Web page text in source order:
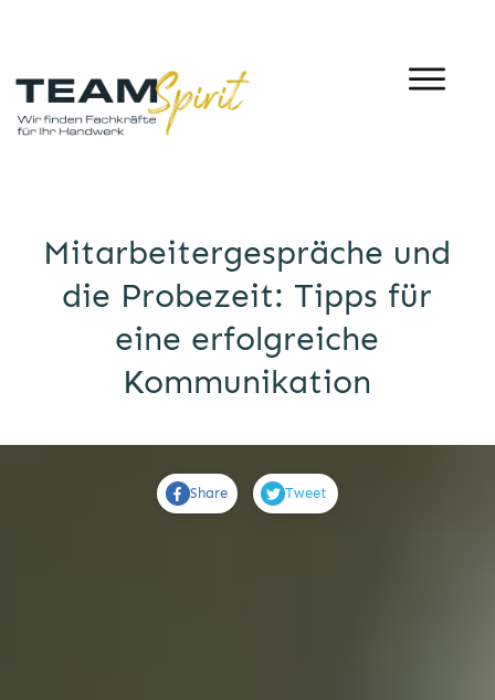
Mitarbeitergespräche und
die Probezeit: Tipps für
eine erfolgreiche
Kommunikation
Share Tweet